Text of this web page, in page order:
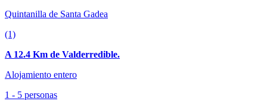
Quintanilla de Santa Gadea
(1)
A 12.4 Km de Valderredible.
Alojamiento entero
1 - 5 personas